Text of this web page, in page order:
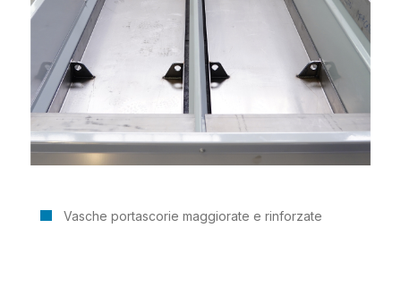
Vasche portascorie maggiorate e rinforzate